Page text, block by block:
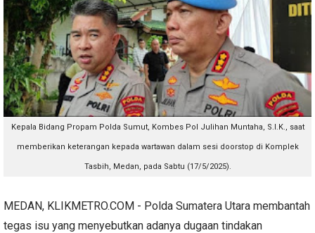
Kepala Bidang Propam Polda Sumut, Kombes Pol Julihan Muntaha, S.I.K., saat
memberikan keterangan kepada wartawan dalam sesi doorstop di Komplek
Tasbih, Medan, pada Sabtu (17/5/2025).
MEDAN, KLIKMETRO.COM - Polda Sumatera Utara membantah
tegas isu yang menyebutkan adanya dugaan tindakan